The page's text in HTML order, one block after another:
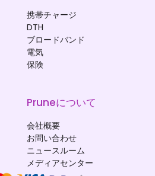
携帯チャージ
DTH
ブロードバンド
電気
保険
Pruneについて
会社概要
お問い合わせ
ニュースルーム
メディアセンター